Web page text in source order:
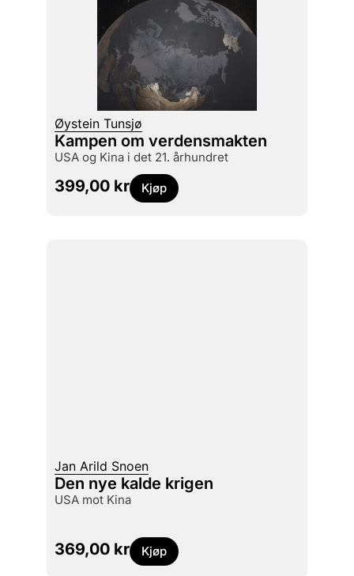
Øystein Tunsjø
Kampen om verdensmakten
USA og Kina i det 21. århundret
399,00 kr Kjøp
Jan Arild Snoen
Den nye kalde krigen
USA mot Kina
369,00 kr Kjøp